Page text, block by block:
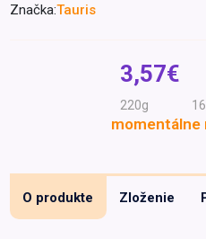
Drogéria a kozmetika
Domáci miláčikovia
Lekáreň
Značka:Tauris
3,57€
220g
momentálne
O produkte Zloženie